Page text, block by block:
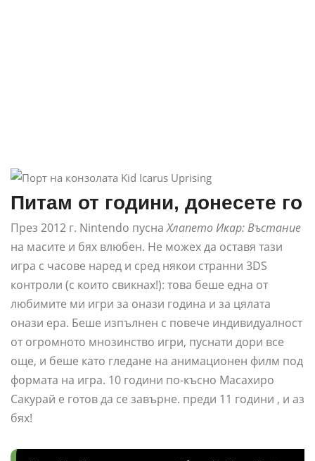
Питам от години, донесете го
През 2012 г. Nintendo пуснаХлапето Икар: Въстание
на масите и бях влюбен. Не можех да оставя тази
игра с часове наред и сред някои странни 3DS
контроли (с които свикнах!): това беше една от
любимите ми игри за онази година и за цялата
онази ера. Беше изпълнен с повече индивидуалност
от огромното мнозинство игри, пуснати дори все
още, и беше като гледане на анимационен филм под
формата на игра. 10 години по-късно Масахиро
Сакурай е готов да се завърне. преди 11 години , и аз
бях!